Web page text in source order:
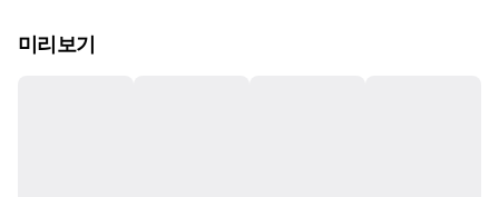
미리보기